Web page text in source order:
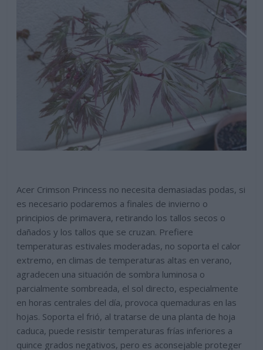
Acer Crimson Princess no necesita demasiadas podas, si
es necesario podaremos a finales de invierno o
principios de primavera, retirando los tallos secos o
dañados y los tallos que se cruzan. Prefiere
temperaturas estivales moderadas, no soporta el calor
extremo, en climas de temperaturas altas en verano,
agradecen una situación de sombra luminosa o
parcialmente sombreada, el sol directo, especialmente
en horas centrales del día, provoca quemaduras en las
hojas. Soporta el frió, al tratarse de una planta de hoja
caduca, puede resistir temperaturas frías inferiores a
quince grados negativos, pero es aconsejable proteger